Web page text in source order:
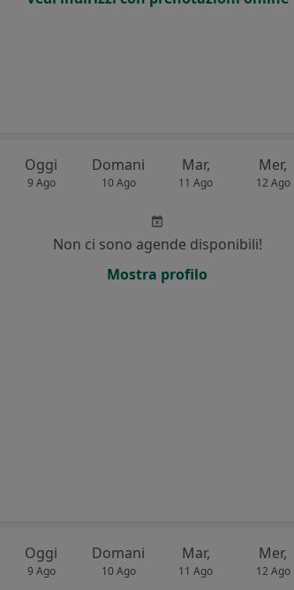
Oggi
9 Ago
Domani
10 Ago
Mar,
11 Ago
Mer,
12 Ago
Non ci sono agende disponibili!
Mostra profilo
Oggi
9 Ago
Domani
10 Ago
Mar,
11 Ago
Mer,
12 Ago